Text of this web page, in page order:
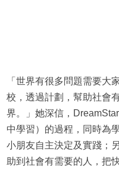
「世界有很多問題需要大
校，透過計劃，幫助社會
界。」她深信，
中學習）的過程，同時為
小朋友自主決定及實踐；
助到社會有需要的人，把